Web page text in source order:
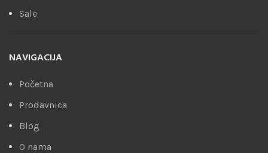
Sale
NAVIGACIJA
Početna
Prodavnica
Blog
O nama